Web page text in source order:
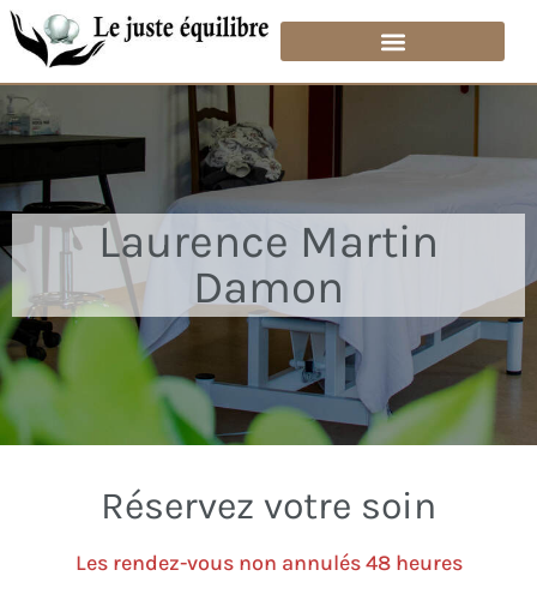
Laurence Martin
Damon
Réservez votre soin
Les rendez-vous non annulés 48 heures